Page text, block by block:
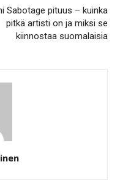
Sabotage pituus – kuinka
pitkä artisti on ja miksi se
kiinnostaa suomalaisia